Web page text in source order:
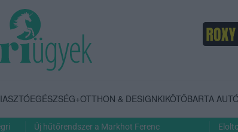
EGÉSZSÉG+OTTHON & DESIGNKIKÖTŐBARTA AUTÓ
Új hűtőrendszer a Markhot Ferenc